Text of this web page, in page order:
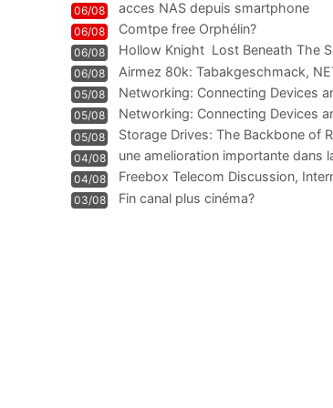
06/08 acces NAS depuis smartphone
06/08 Comtpe free Orphélin?
06/08 Hollow Knight  Lost Beneath The
06/08
Airmez 80k: Tabakgeschmack,
Technologie und Leistung im
05/08 Networking: Connecting Devices
05/08
Networking: Connecting Devices
Information
05/08
Storage Drives: The Backbone of
Management
04/08
une amelioration importante dans
WIFI
04/08
Freebox Telecom Discussion,
Communi
03/08 Fin canal plus cinéma?